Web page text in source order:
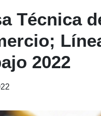
Técnica
2022